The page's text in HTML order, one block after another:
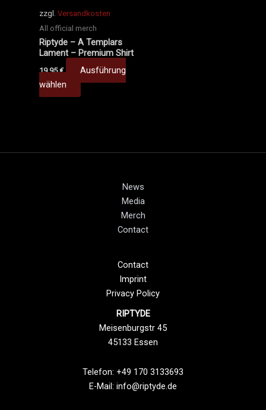
zzgl.Versandkosten
All official merch
Riptyde – A Templars
Lament – Premium Shirt
19,95€
Ausführung
wählen
auf
Produktseite
gewählt
werden
News
Media
Merch
Contact
Contact
Imprint
Privacy Policy
RIPTYDE
Meisenburgstr 45
45133 Essen
Telefon: +49 170 3133693
E-Mail: info@riptyde.de